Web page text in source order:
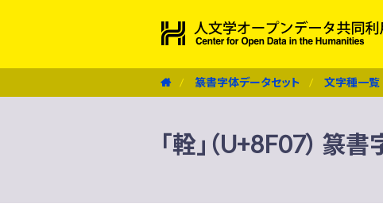
篆書字体データセット 文字種一覧
「輇」（U+8F07） 篆